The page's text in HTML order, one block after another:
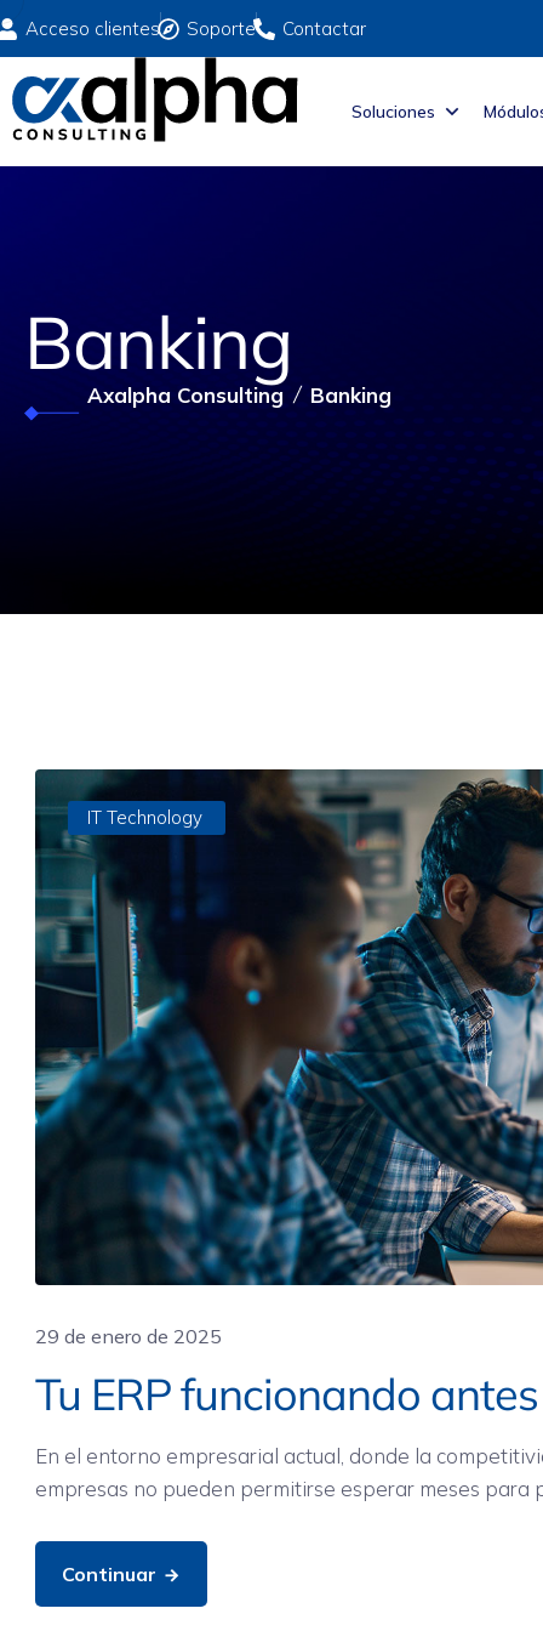
Acceso clientes Soporte Contactar
Soluciones
Banking
Axalpha Consulting Banking
IT Technology
29 de enero de 2025
Tu ERP funcionando
En el entorno empresarial actual, donde la
empresas no pueden permitirse esperar meses para
Continuar